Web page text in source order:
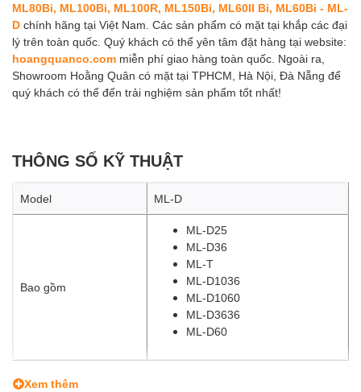
ML80Bi, ML100Bi, ML100R, ML150Bi, ML60II Bi, ML60Bi - ML-
D chính hãng tại Việt Nam. Các sản phẩm có mặt tại khắp các đại
lý trên toàn quốc. Quý khách có thể yên tâm đặt hàng tại website:
hoangquanco.com miễn phí giao hàng toàn quốc. Ngoài ra,
Showroom Hoằng Quân có mặt tại TPHCM, Hà Nội, Đà Nẵng để
quý khách có thể đến trải nghiệm sản phẩm tốt nhất!
THÔNG SỐ KỸ THUẬT
Model ML-D
Bao gồm
ML-D25
ML-D36
ML-T
ML-D1036
ML-D1060
ML-D3636
ML-D60
Xem thêm